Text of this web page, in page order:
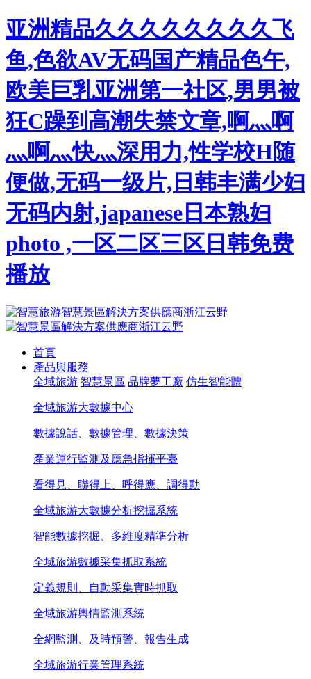
亚洲精品久久久久久久久久飞
鱼,色欲AV无码国产精品色午,
欧美巨乳亚洲第一社区,男男被
狂C躁到高潮失禁文章,啊灬啊
灬啊灬快灬深用力,性学校H随
便做,无码一级片,日韩丰满少妇
无码内射,japanese日本熟妇
photo ,一区二区三区日韩免费
播放
首頁
產品與服務
全域旅游 智慧景區 品牌夢工廠 仿生智能體
全域旅游大數據中心
數據說話、數據管理、數據決策
產業運行監測及應急指揮平臺
看得見、聯得上、呼得應、調得動
全域旅游大數據分析挖掘系統
智能數據挖掘、多維度精準分析
全域旅游數據采集抓取系統
定義規則、自動采集實時抓取
全域旅游輿情監測系統
全網監測、及時預警、報告生成
全域旅游行業管理系統